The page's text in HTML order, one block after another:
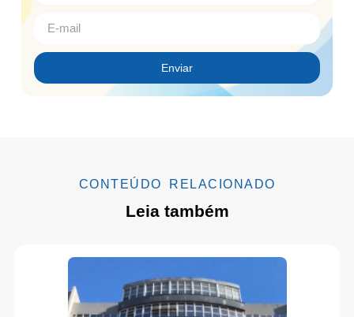
Enviar
CONTEÚDO RELACIONADO
Leia também